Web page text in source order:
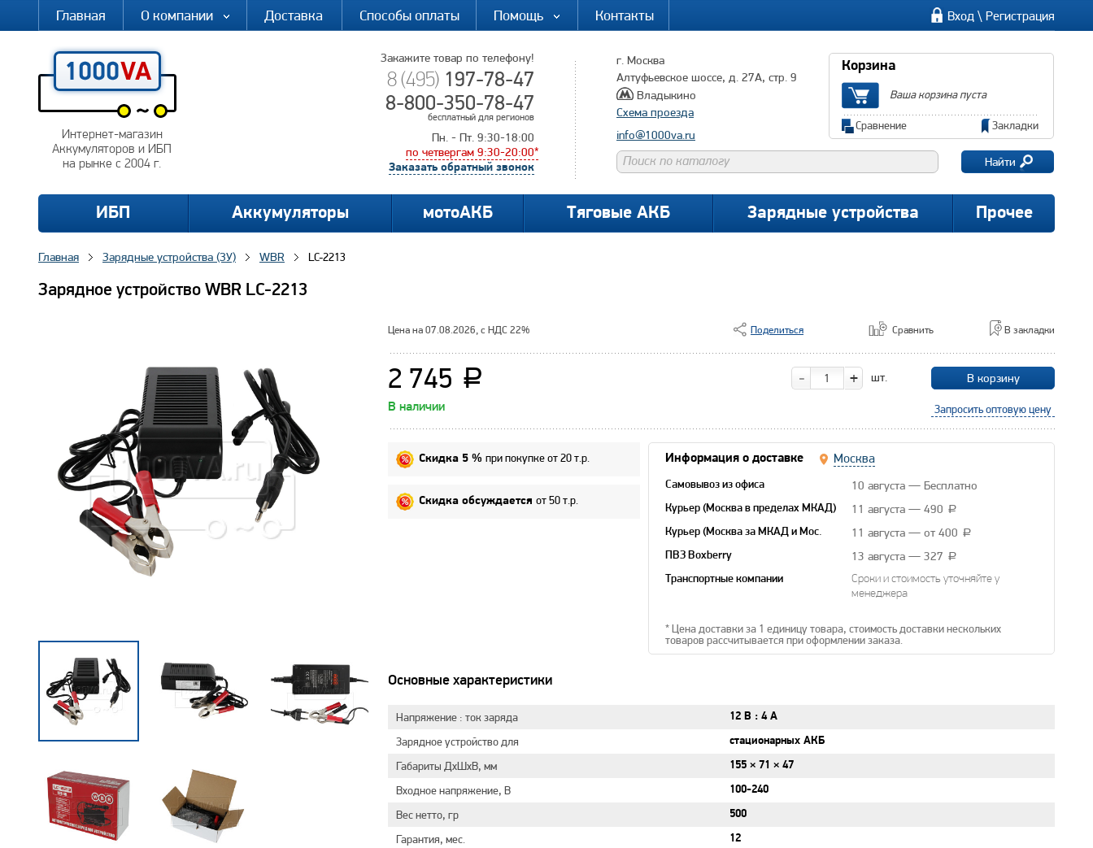
Главная О компании Доставка Способы оплаты Помощь Контакты Вход \ Регистрация
Интернет-магазин
Аккумуляторов и ИБП
на рынке с 2004 г.
Закажите товар по телефону!
8 (495) 197-78-47
8-800-350-78-47
бесплатный для регионов
Пн. - Пт. 9:30-18:00
по четвергам 9:30-20:00*
Заказать обратный звонок
г. Москва
Алтуфьевское шоссе, д. 27А, стр. 9
Владыкино
Схема проезда
info@1000va.ru
Корзина
Ваша корзина пуста
Сравнение Закладки
Найти
ИБП Аккумуляторы мотоАКБ Тяговые АКБ Зарядные устройства Прочее
Главная Зарядные устройства (ЗУ) WBR LC-2213
Зарядное устройство WBR LC-2213
Цена на 07.08.2026, с НДС 22% Поделиться Сравнить В закладки
2 745 a - + шт.
В наличии
В корзину
Запросить оптовую цену
Скидка 5 % при покупке от 20 т.р.
Скидка обсуждается от 50 т.р.
Информация о доставке Москва
Самовывоз из офиса 10 августа — Бесплатно
Курьер (Москва в пределах МКАД) 11 августа — 490 a
Курьер (Москва за МКАД и Мос.
11 августа — от 400 a
ПВЗ Boxberry 13 августа — 327 a
Транспортные компании
Сроки и стоимость уточняйте у
менеджера
* Цена доставки за 1 единицу товара, стоимость доставки нескольких
товаров рассчитывается при оформлении заказа.
Основные характеристики
Напряжение : ток заряда 12 В : 4 А
Зарядное устройство для стационарных АКБ
Габариты ДxШxВ, мм 155 × 71 × 47
Входное напряжение, В 100-240
Вес нетто, гр 500
Гарантия, мес. 12